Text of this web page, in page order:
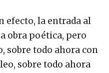
efecto, la entrada al
obra poética, pero
sobre todo ahora con
sobre todo ahora